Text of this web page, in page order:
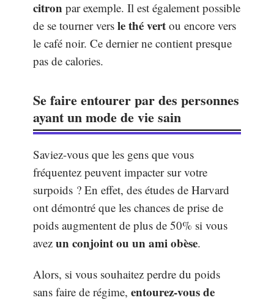
citron par exemple. Il est également possible
de se tourner vers le thé vert ou encore vers
le café noir. Ce dernier ne contient presque
pas de calories.
Se faire entourer par des personnes
ayant un mode de vie sain
Saviez-vous que les gens que vous
fréquentez peuvent impacter sur votre
surpoids ? En effet, des études de Harvard
ont démontré que les chances de prise de
poids augmentent de plus de 50% si vous
avez un conjoint ou un ami obèse.
Alors, si vous souhaitez perdre du poids
sans faire de régime, entourez-vous de